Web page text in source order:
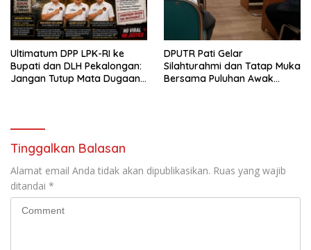
Ultimatum DPP LPK-RI ke
Bupati dan DLH Pekalongan:
Jangan Tutup Mata Dugaan
DPUTR Pati Gelar
Silahturahmi dan Tatap Muka
Bersama Puluhan Awak
Tinggalkan Balasan
Alamat email Anda tidak akan dipublikasikan. Ruas yang wajib
ditandai *